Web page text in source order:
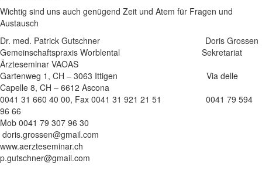
Wichtig sind uns auch genügend Zeit und Atem für Fragen und
Austausch
Dr. med. Patrick Gutschner Doris Grossen
Gemeinschaftspraxis Worblental Sekretariat
Ärzteseminar VAOAS
Gartenweg 1, CH – 3063 Ittigen Via delle
Capelle 8, CH – 6612 Ascona
0041 31 660 40 00, Fax 0041 31 921 21 51 0041 79 594
96 66
Mob 0041 79 307 96 30
doris.grossen@gmail.com
www.aerzteseminar.ch
p.gutschner@gmail.com